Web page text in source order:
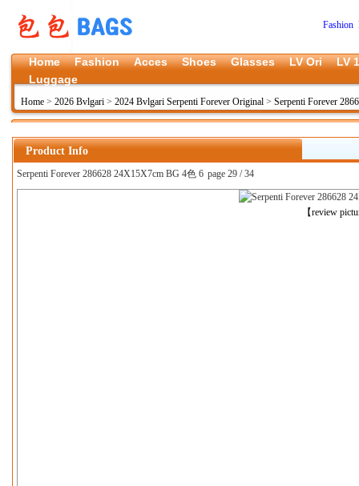
Fashion
Home Fashion Acces Shoes Glasses LV Ori
LV
Luggage
Home > 2026 Bvlgari > 2024 Bvlgari Serpenti Forever Original > Serpenti Forever
Product Info
Serpenti Forever 286628 24X15X7cm BG 4色 6 page 29 / 34
【review
上一张